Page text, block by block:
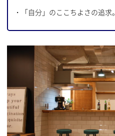
・「自分」のここちよさの追求。